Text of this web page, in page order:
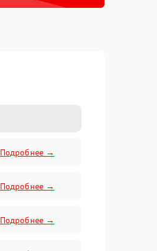
Подробнее →
Подробнее →
Подробнее →